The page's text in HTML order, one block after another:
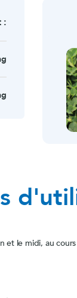
:
et le midi, au